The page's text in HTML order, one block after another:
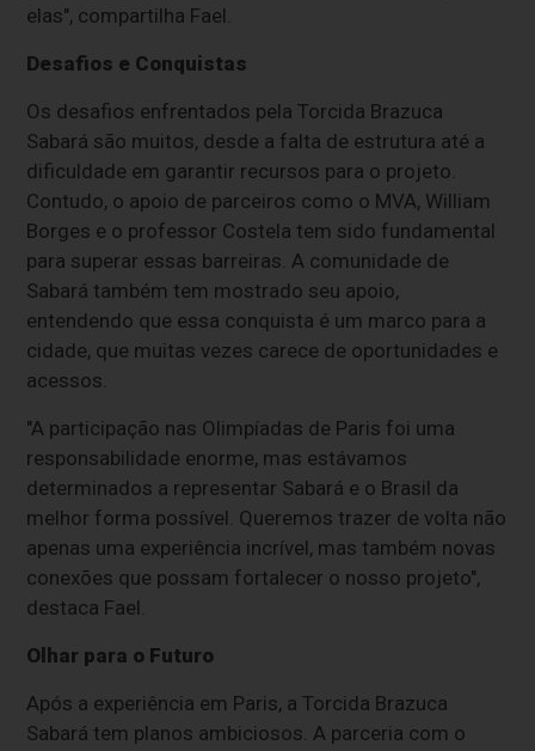
elas", compartilha Fael.
Desafios e Conquistas
Os desafios enfrentados pela Torcida Brazuca
Sabará são muitos, desde a falta de estrutura até a
dificuldade em garantir recursos para o projeto.
Contudo, o apoio de parceiros como o MVA, William
Borges e o professor Costela tem sido fundamental
para superar essas barreiras. A comunidade de
Sabará também tem mostrado seu apoio,
entendendo que essa conquista é um marco para a
cidade, que muitas vezes carece de oportunidades e
acessos.
"A participação nas Olimpíadas de Paris foi uma
responsabilidade enorme, mas estávamos
determinados a representar Sabará e o Brasil da
melhor forma possível. Queremos trazer de volta não
apenas uma experiência incrível, mas também novas
conexões que possam fortalecer o nosso projeto",
destaca Fael.
Olhar para o Futuro
Após a experiência em Paris, a Torcida Brazuca
Sabará tem planos ambiciosos. A parceria com o